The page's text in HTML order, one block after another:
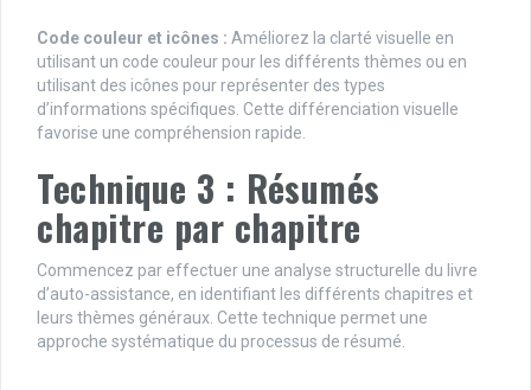
Code couleur et icônes : Améliorez la clarté visuelle en
utilisant un code couleur pour les différents thèmes ou en
utilisant des icônes pour représenter des types
d’informations spécifiques. Cette différenciation visuelle
favorise une compréhension rapide.
Technique 3 : Résumés
chapitre par chapitre
Commencez par effectuer une analyse structurelle du livre
d’auto-assistance, en identifiant les différents chapitres et
leurs thèmes généraux. Cette technique permet une
approche systématique du processus de résumé.